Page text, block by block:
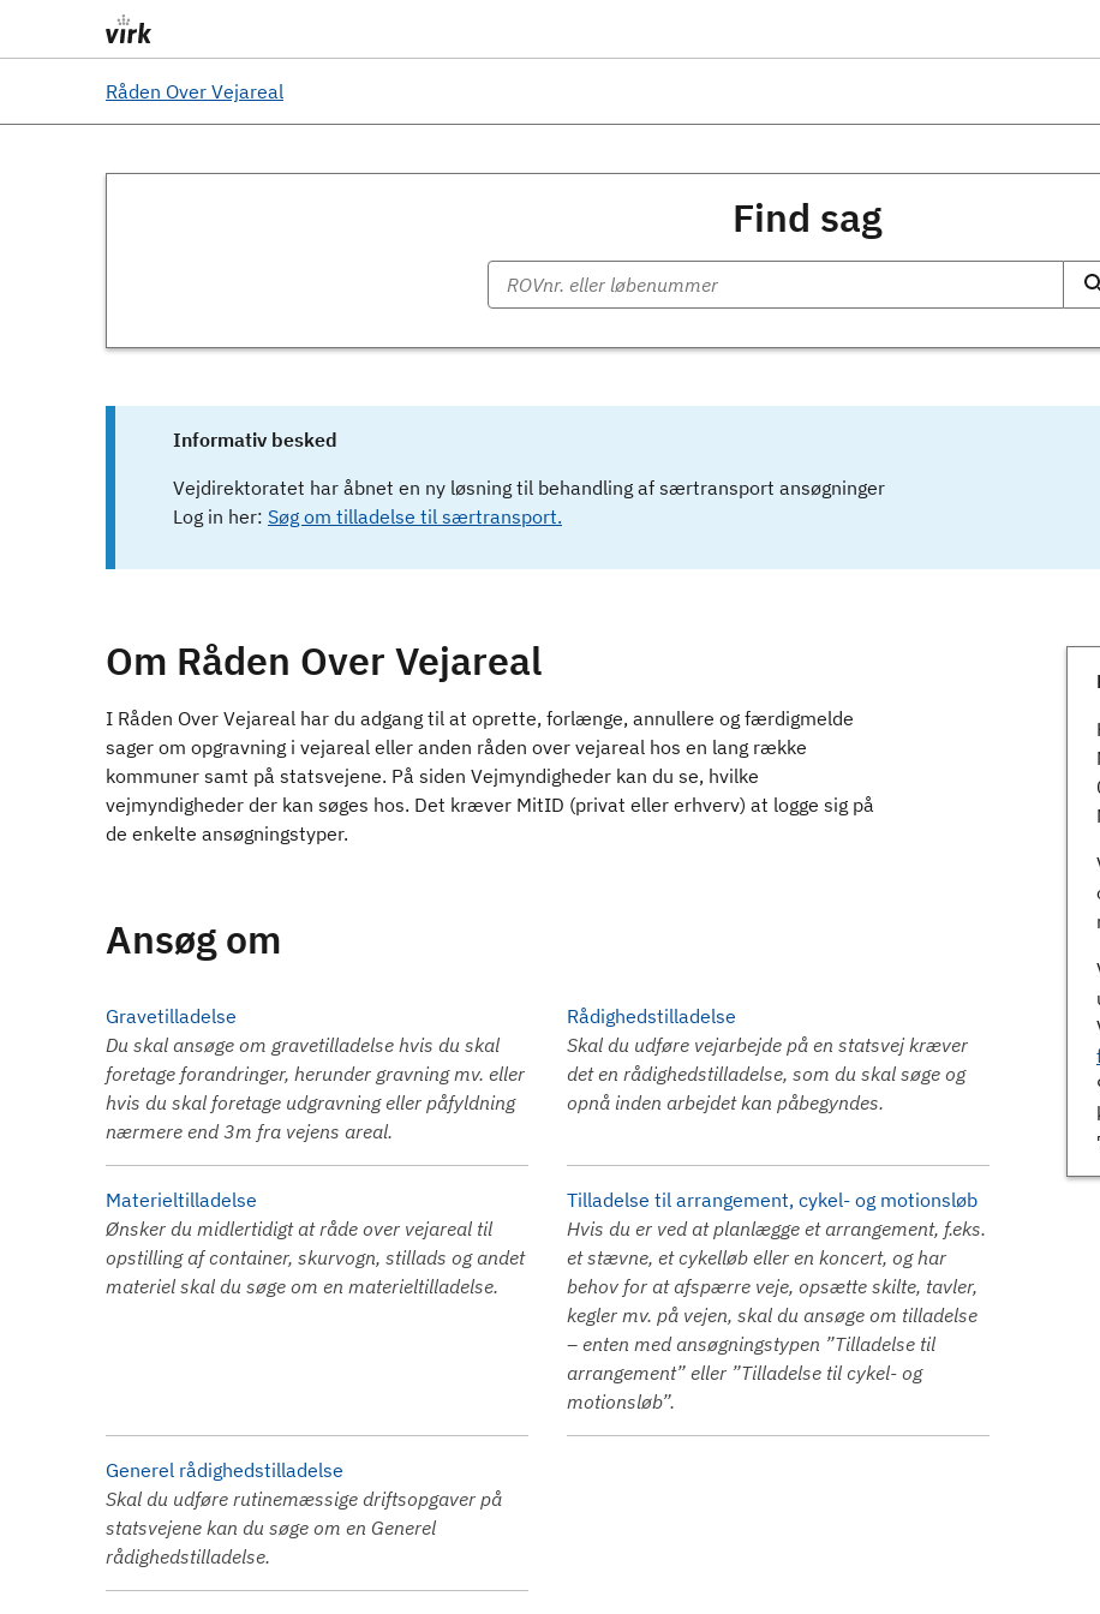
Råden Over Vejareal
Find sag
Informativ besked
Vejdirektoratet har åbnet en ny løsning til behandling af særtransport ansøgninger
Log in her: Søg om tilladelse til særtransport.
Om Råden Over Vejareal
I Råden Over Vejareal har du adgang til at oprette, forlænge, annullere og færdigmelde
sager om opgravning i vejareal eller anden råden over vejareal hos en lang række
kommuner samt på statsvejene. På siden Vejmyndigheder kan du se, hvilke
vejmyndigheder der kan søges hos. Det kræver MitID (privat eller erhverv) at logge sig på
de enkelte ansøgningstyper.
Ansøg om
Gravetilladelse
Du skal ansøge om gravetilladelse hvis du skal
foretage forandringer, herunder gravning mv. eller
hvis du skal foretage udgravning eller påfyldning
nærmere end 3m fra vejens areal.
Rådighedstilladelse
Skal du udføre vejarbejde på en statsvej kræver
det en rådighedstilladelse, som du skal søge og
opnå inden arbejdet kan påbegyndes.
Materieltilladelse
Ønsker du midlertidigt at råde over vejareal til
opstilling af container, skurvogn, stillads og andet
materiel skal du søge om en materieltilladelse.
Tilladelse til arrangement, cykel- og motionsløb
Hvis du er ved at planlægge et arrangement, f.eks.
et stævne, et cykelløb eller en koncert, og har
behov for at afspærre veje, opsætte skilte, tavler,
kegler mv. på vejen, skal du ansøge om tilladelse
– enten med ansøgningstypen ”Tilladelse til
arrangement” eller ”Tilladelse til cykel- og
motionsløb”.
Generel rådighedstilladelse
Skal du udføre rutinemæssige driftsopgaver på
statsvejene kan du søge om en Generel
rådighedstilladelse.